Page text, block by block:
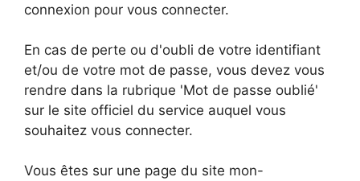
connexion pour vous connecter.
En cas de perte ou d'oubli de votre identifiant
et/ou de votre mot de passe, vous devez vous
rendre dans la rubrique 'Mot de passe oublié'
sur le site officiel du service auquel vous
souhaitez vous connecter.
Vous êtes sur une page du site mon-